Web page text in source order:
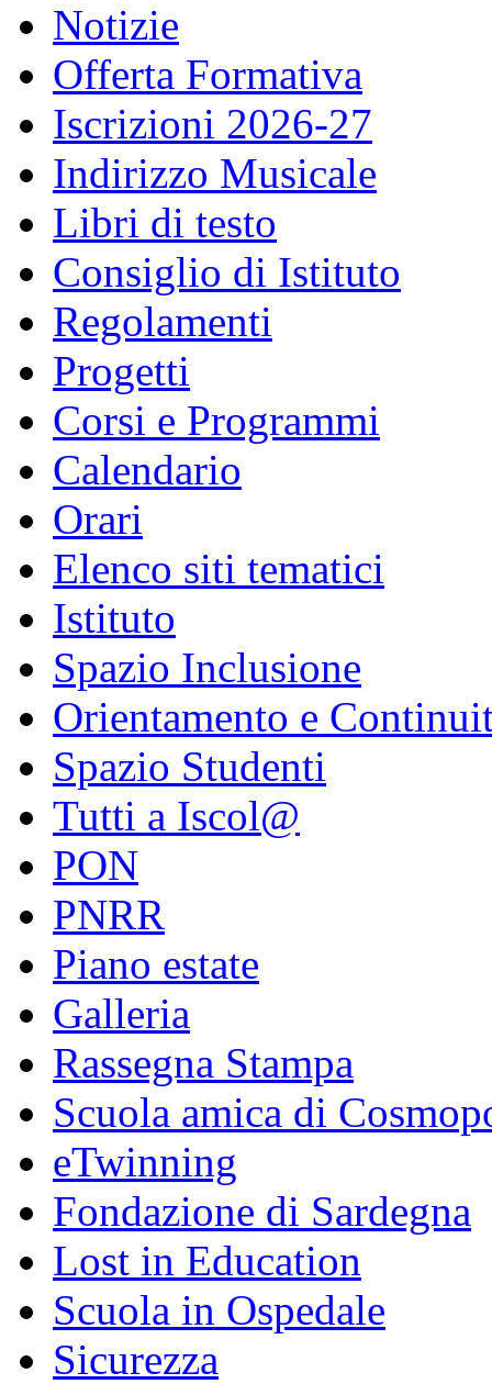
Notizie
Offerta Formativa
Iscrizioni 2026-27
Indirizzo Musicale
Libri di testo
Consiglio di Istituto
Regolamenti
Progetti
Corsi e Programmi
Calendario
Orari
Elenco siti tematici
Istituto
Spazio Inclusione
Orientamento e
Spazio Studenti
Tutti a Iscol@
PON
PNRR
Piano estate
Galleria
Rassegna Stampa
Scuola amica di
eTwinning
Fondazione di Sardegna
Lost in Education
Scuola in Ospedale
Sicurezza